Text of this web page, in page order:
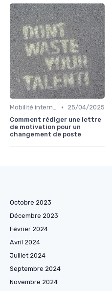
Mobilité interne & succession planning •
25/04/2025
Comment rédiger une lettre
de motivation pour un
changement de poste
Octobre 2023
Décembre 2023
Février 2024
Avril 2024
Juillet 2024
Septembre 2024
Novembre 2024